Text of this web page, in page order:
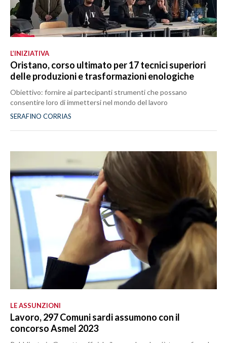
L’INIZIATIVA
Oristano, corso ultimato per 17 tecnici superiori
delle produzioni e trasformazioni enologiche
Obiettivo: fornire ai partecipanti strumenti che possano
consentire loro di immettersi nel mondo del lavoro
SERAFINO CORRIAS
LE ASSUNZIONI
Lavoro, 297 Comuni sardi assumono con il
concorso Asmel 2023